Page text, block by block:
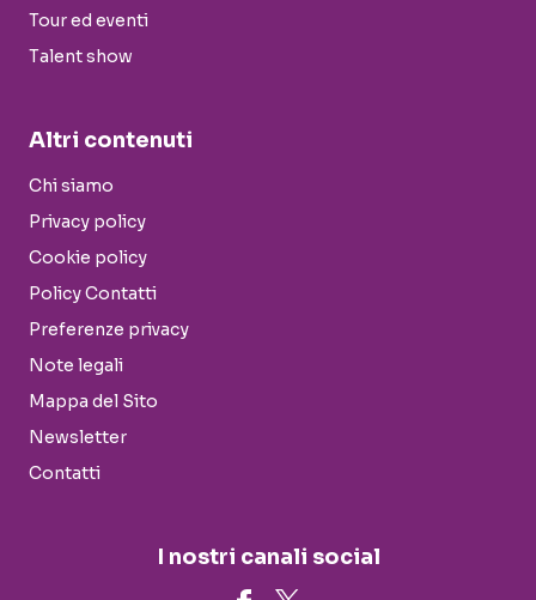
Tour ed eventi
Talent show
Altri contenuti
Chi siamo
Privacy policy
Cookie policy
Policy Contatti
Preferenze privacy
Note legali
Mappa del Sito
Newsletter
Contatti
I nostri canali social